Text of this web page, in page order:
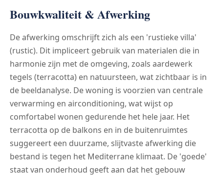
Bouwkwaliteit & Afwerking
De afwerking omschrijft zich als een 'rustieke villa'
(rustic). Dit impliceert gebruik van materialen die in
harmonie zijn met de omgeving, zoals aardewerk
tegels (terracotta) en natuursteen, wat zichtbaar is in
de beeldanalyse. De woning is voorzien van centrale
verwarming en airconditioning, wat wijst op
comfortabel wonen gedurende het hele jaar. Het
terracotta op de balkons en in de buitenruimtes
suggereert een duurzame, slijtvaste afwerking die
bestand is tegen het Mediterrane klimaat. De 'goede'
staat van onderhoud geeft aan dat het gebouw